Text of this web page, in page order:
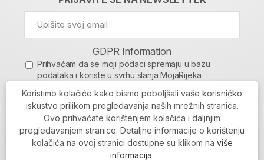
GDPR Information
Prihvaćam da se moji podaci spremaju u bazu
podataka i koriste u svrhu slanja MojaRijeka
MOJARIJEKA NEWSLETTER
PRIJAVI SE
Koristimo kolačiće kako bismo poboljšali vaše korisničko
iskustvo prilikom pregledavanja naših mrežnih stranica.
Ovo prihvaćate korištenjem kolačića i daljnjim
pregledavanjem stranice. Detaljne informacije o korištenju
kolačića na ovoj stranici dostupne su klikom na više
informacija.